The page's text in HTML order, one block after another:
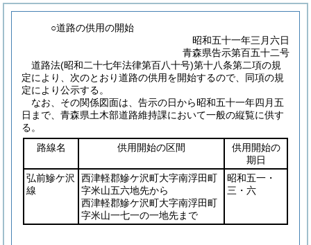
○道路の供用の開始
昭和五十一年三月六日
青森県告示第百五十二号
道路法(昭和二十七年法律第百八十号)第十八条第二項の規
定により、次のとおり道路の供用を開始するので、同項の規
定により公示する。
なお、その関係図面は、告示の日から昭和五十一年四月五
日まで、青森県土木部道路維持課において一般の縦覧に供す
る。
路線名
供用開始の区間
供用開始の
期日
弘前鰺ケ沢
線
西津軽郡鰺ケ沢町大字南浮田町
字米山五六地先から
西津軽郡鰺ケ沢町大字南浮田町
字米山一七一の一地先まで
昭和五一・
三・六